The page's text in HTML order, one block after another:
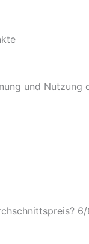
und Nutzung
6/